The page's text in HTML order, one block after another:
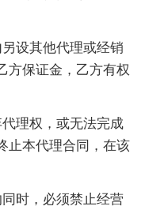
设其他代理或经销
方保证金，乙方有权
理权，或无法完成
止本代理合同，在该
时，必须禁止经营